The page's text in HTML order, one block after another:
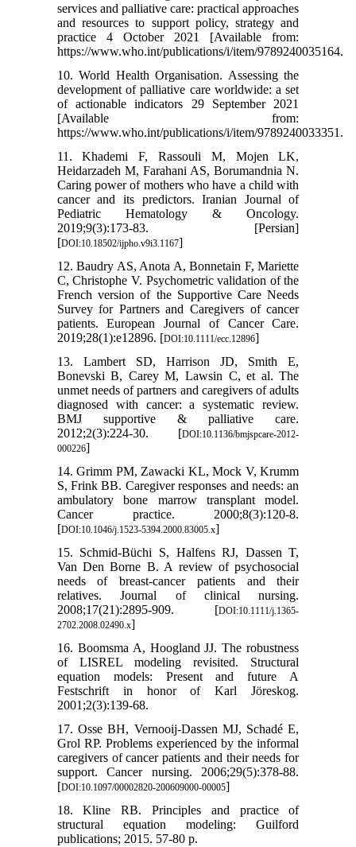
services and palliative care: practical approaches
and resources to support policy, strategy and
practice 4 October 2021 [Available from:
https://www.who.int/publications/i/item/9789240035164.
10. World Health Organisation. Assessing the
development of palliative care worldwide: a set
of actionable indicators 29 September 2021
[Available from:
https://www.who.int/publications/i/item/9789240033351.
11. Khademi F, Rassouli M, Mojen LK,
Heidarzadeh M, Farahani AS, Borumandnia N.
Caring power of mothers who have a child with
cancer and its predictors. Iranian Journal of
Pediatric Hematology & Oncology.
2019;9(3):173-83. [Persian]
[DOI:10.18502/ijpho.v9i3.1167]
12. Baudry AS, Anota A, Bonnetain F, Mariette
C, Christophe V. Psychometric validation of the
French version of the Supportive Care Needs
Survey for Partners and Caregivers of cancer
patients. European Journal of Cancer Care.
2019;28(1):e12896. [DOI:10.1111/ecc.12896]
13. Lambert SD, Harrison JD, Smith E,
Bonevski B, Carey M, Lawsin C, et al. The
unmet needs of partners and caregivers of adults
diagnosed with cancer: a systematic review.
BMJ supportive & palliative care.
2012;2(3):224-30. [DOI:10.1136/bmjspcare-2012-
000226]
14. Grimm PM, Zawacki KL, Mock V, Krumm
S, Frink BB. Caregiver responses and needs: an
ambulatory bone marrow transplant model.
Cancer practice. 2000;8(3):120-8.
[DOI:10.1046/j.1523-5394.2000.83005.x]
15. Schmid‐Büchi S, Halfens RJ, Dassen T,
Van Den Borne B. A review of psychosocial
needs of breast‐cancer patients and their
relatives. Journal of clinical nursing.
2008;17(21):2895-909. [DOI:10.1111/j.1365-
2702.2008.02490.x]
16. Boomsma A, Hoogland JJ. The robustness
of LISREL modeling revisited. Structural
equation models: Present and future A
Festschrift in honor of Karl Jöreskog.
2001;2(3):139-68.
17. Osse BH, Vernooij-Dassen MJ, Schadé E,
Grol RP. Problems experienced by the informal
caregivers of cancer patients and their needs for
support. Cancer nursing. 2006;29(5):378-88.
[DOI:10.1097/00002820-200609000-00005]
18. Kline RB. Principles and practice of
structural equation modeling: Guilford
publications; 2015. 57-80 p.